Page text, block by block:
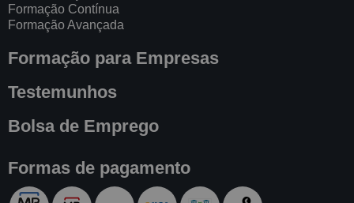
Formação Contínua
Formação Avançada
Formação para Empresas
Testemunhos
Bolsa de Emprego
Formas de pagamento